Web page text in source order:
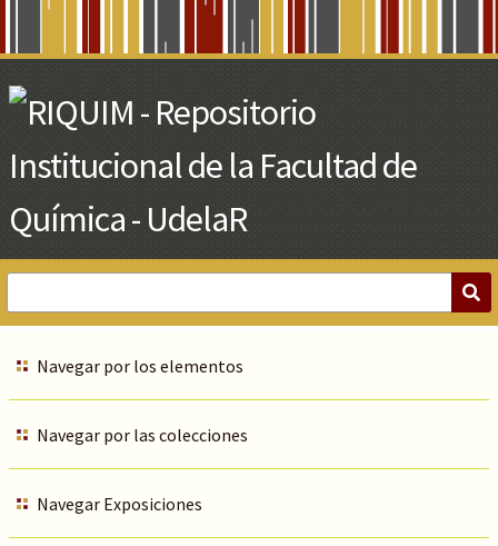
Main
Content
Navegar por los elementos
Navegar por las colecciones
Navegar Exposiciones